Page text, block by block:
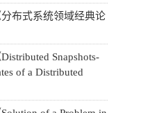
分布式系统领域经典论
Distributed Snapshots-
of a Distributed